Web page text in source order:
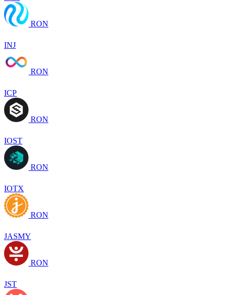
RON
INJ
RON
ICP
RON
IOST
RON
IOTX
RON
JASMY
RON
JST